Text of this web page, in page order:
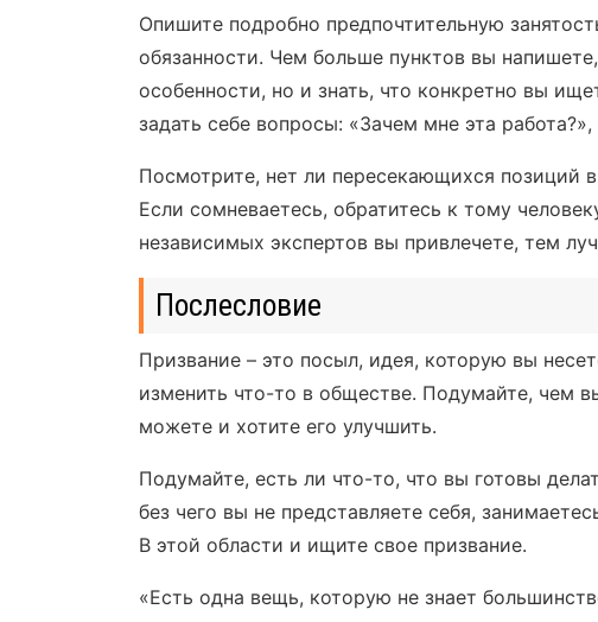
Опишите подробно предпочтительную
обязанности. Чем больше пунктов вы
особенности, но и знать, что конкретно вы
задать себе вопросы: «Зачем мне эта
Посмотрите, нет ли пересекающихся позиций
Если сомневаетесь, обратитесь к тому
независимых экспертов вы привлечете, тем
Послесловие
Призвание – это посыл, идея, которую вы
изменить что-то в обществе. Подумайте, чем
можете и хотите его улучшить.
Подумайте, есть ли что-то, что вы готовы
без чего вы не представляете себя,
В этой области и ищите свое призвание.
«Есть одна вещь, которую не знает